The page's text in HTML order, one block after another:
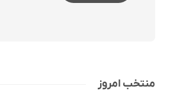
منتخب امروز